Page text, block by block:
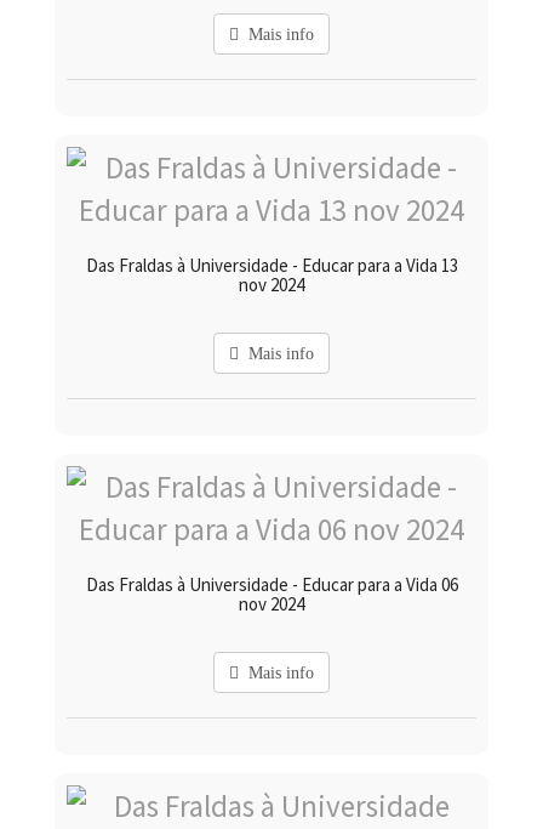
Mais info
Das Fraldas à Universidade - Educar para a Vida 13
nov 2024
Mais info
Das Fraldas à Universidade - Educar para a Vida 06
nov 2024
Mais info